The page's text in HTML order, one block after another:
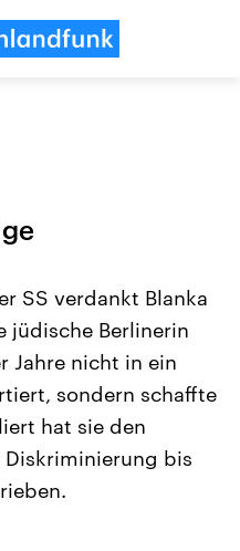
zu
Nahostkonflikt
Aktuelle Lage und
Der Überfall der
Terrororganisation Hamas
Oktober 2023 auf Israel
Region wieder die
Israel möchte die Hamas
SS verdankt Blanka
jüdische Berlinerin
Jahre nicht in ein
sondern schaffte
hat sie den
bis